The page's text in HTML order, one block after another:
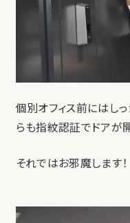
個別オフィス前にはし
らも指紋認証でドアが
それではお邪魔します！